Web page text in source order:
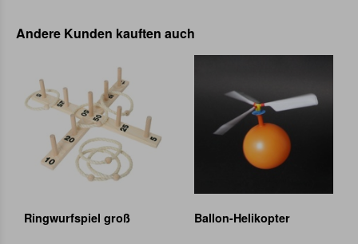
Andere Kunden kauften auch
Ringwurfspiel groß Ballon-Helikopter